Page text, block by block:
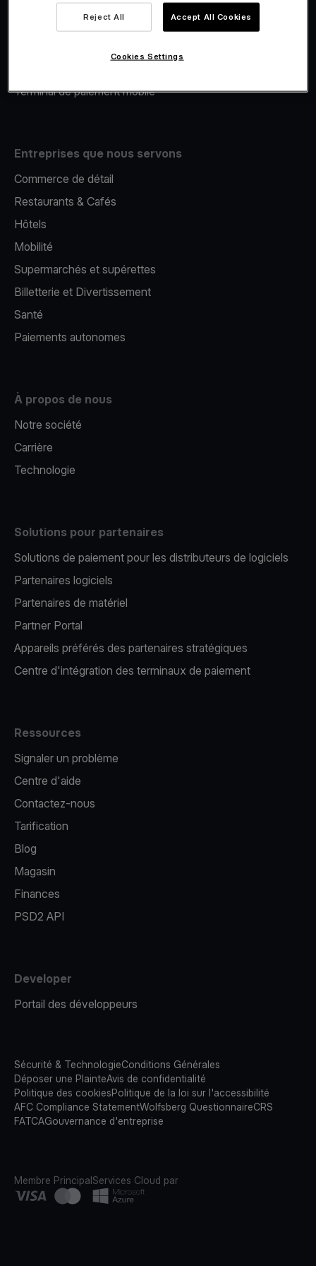
Financement Viva.com
Terminal de paiement mobile
Entreprises que nous servons
Commerce de détail
Restaurants & Cafés
Hôtels
Mobilité
Supermarchés et supérettes
Billetterie et Divertissement
Santé
Paiements autonomes
À propos de nous
Notre société
Carrière
Technologie
Solutions pour partenaires
Solutions de paiement pour les distributeurs de logiciels
Partenaires logiciels
Partenaires de matériel
Partner Portal
Appareils préférés des partenaires stratégiques
Centre d'intégration des terminaux de paiement
Ressources
Signaler un problème
Centre d'aide
Contactez-nous
Tarification
Blog
Magasin
Finances
PSD2 API
Developer
Portail des développeurs
Sécurité & TechnologieConditions Générales
Déposer une PlainteAvis de confidentialité
Politique des cookiesPolitique de la loi sur l'accessibilité
AFC Compliance StatementWolfsberg QuestionnaireCRS
FATCAGouvernance d'entreprise
Membre PrincipalServices Cloud par
Reject All Accept All Cookies
Cookies Settings